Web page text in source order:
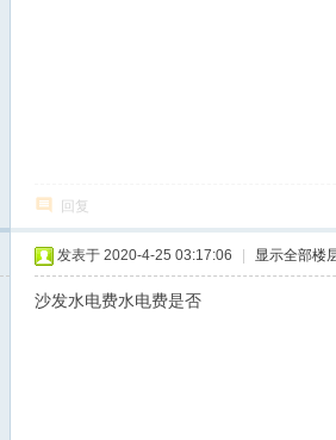
回复
发表于 2020-4-25 03:17:06 显示全部楼
沙发水电费水电费是否